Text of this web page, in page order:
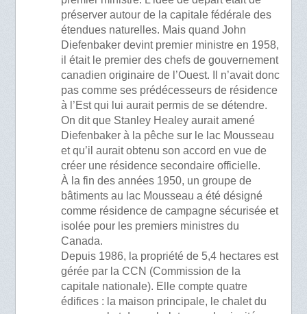
préserver autour de la capitale fédérale des
étendues naturelles. Mais quand John
Diefenbaker devint premier ministre en 1958,
il était le premier des chefs de gouvernement
canadien originaire de l’Ouest. Il n’avait donc
pas comme ses prédécesseurs de résidence
à l’Est qui lui aurait permis de se détendre.
On dit que Stanley Healey aurait amené
Diefenbaker à la pêche sur le lac Mousseau
et qu’il aurait obtenu son accord en vue de
créer une résidence secondaire officielle.
À la fin des années 1950, un groupe de
bâtiments au lac Mousseau a été désigné
comme résidence de campagne sécurisée et
isolée pour les premiers ministres du
Canada.
Depuis 1986, la propriété de 5,4 hectares est
gérée par la CCN (Commission de la
capitale nationale). Elle compte quatre
édifices : la maison principale, le chalet du